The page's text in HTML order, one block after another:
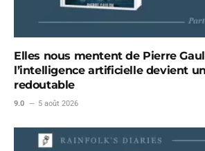
Elles nous mentent de Pierre
l’intelligence artificielle devient
redoutable
9.0 5 août 2026